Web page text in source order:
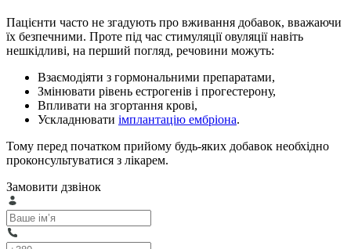
Пацієнти часто не згадують про вживання добавок, вважаючи
їх безпечними. Проте під час стимуляції овуляції навіть
нешкідливі, на перший погляд, речовини можуть:
Взаємодіяти з гормональними препаратами,
Змінювати рівень естрогенів і прогестерону,
Впливати на згортання крові,
Ускладнювати імплантацію ембріона.
Тому перед початком прийому будь-яких добавок необхідно
проконсультуватися з лікарем.
Замовити дзвінок